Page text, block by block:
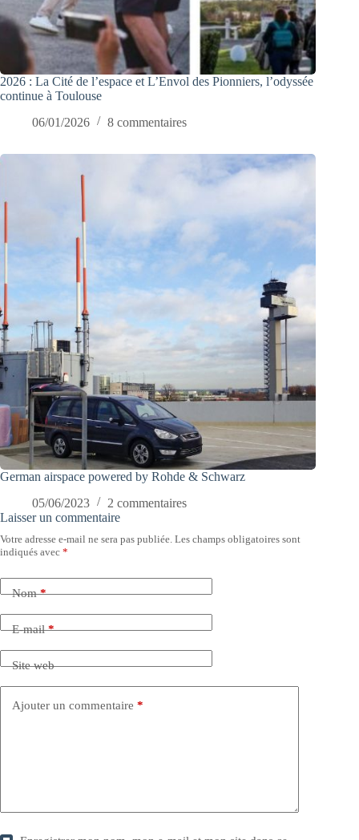
2026 : La Cité de l’espace et L’Envol des Pionniers, l’odyssée
continue à Toulouse
06/01/2026
8 commentaires
German airspace powered by Rohde & Schwarz
05/06/2023
2 commentaires
Laisser un commentaire
Votre adresse e-mail ne sera pas publiée. Les champs obligatoires sont
indiqués avec *
Nom*
E-mail*
Site web
Ajouter un commentaire *